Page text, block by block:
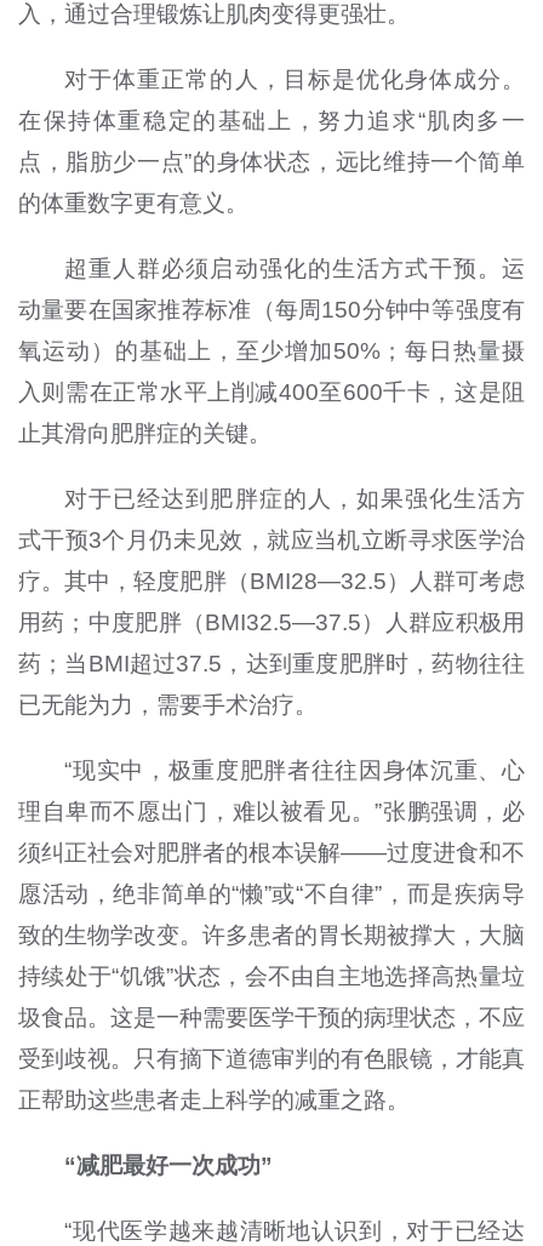
入，通过合理锻炼让肌肉变得更强壮。
对于体重正常的人，目标是优化身体成分。
在保持体重稳定的基础上，努力追求“肌肉多一
点，脂肪少一点”的身体状态，远比维持一个简单
的体重数字更有意义。
超重人群必须启动强化的生活方式干预。运
动量要在国家推荐标准（每周150分钟中等强度有
氧运动）的基础上，至少增加50%；每日热量摄
入则需在正常水平上削减400至600千卡，这是阻
止其滑向肥胖症的关键。
对于已经达到肥胖症的人，如果强化生活方
式干预3个月仍未见效，就应当机立断寻求医学治
疗。其中，轻度肥胖（BMI28—32.5）人群可考虑
用药；中度肥胖（BMI32.5—37.5）人群应积极用
药；当BMI超过37.5，达到重度肥胖时，药物往往
已无能为力，需要手术治疗。
“现实中，极重度肥胖者往往因身体沉重、心
理自卑而不愿出门，难以被看见。”张鹏强调，必
须纠正社会对肥胖者的根本误解——过度进食和不
愿活动，绝非简单的“懒”或“不自律”，而是疾病导
致的生物学改变。许多患者的胃长期被撑大，大脑
持续处于“饥饿”状态，会不由自主地选择高热量垃
圾食品。这是一种需要医学干预的病理状态，不应
受到歧视。只有摘下道德审判的有色眼镜，才能真
正帮助这些患者走上科学的减重之路。
“减肥最好一次成功”
“现代医学越来越清晰地认识到，对于已经达